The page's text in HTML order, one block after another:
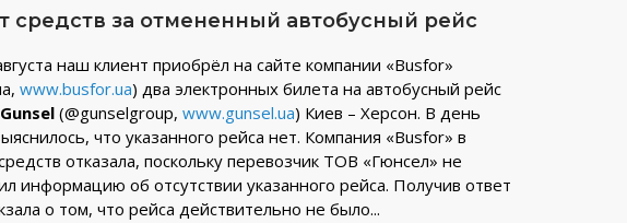
средств за отмененный автобусный рейс
наш клиент приобрёл на сайте компании «Busfor»
www.busfor.ua) два электронных билета на автобусный рейс
Gunsel (@gunselgroup,www.gunsel.ua) Киев – Херсон. В день
что указанного рейса нет. Компания «Busfor» в
отказала, поскольку перевозчик ТОВ «Гюнсел» не
информацию об отсутствии указанного рейса. Получив ответ
о том, что рейса действительно не было...